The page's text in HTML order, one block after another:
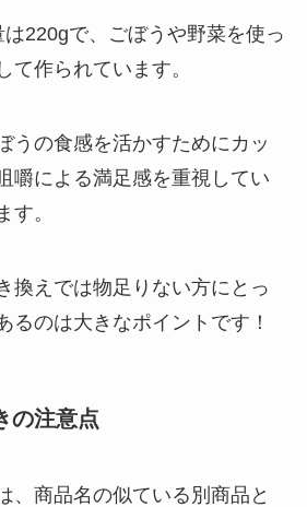
220gで、ごぼうや野菜を使っ
て作られています。
うの食感を活かすためにカッ
嚼による満足感を重視してい
す。
換えでは物足りない方にとっ
るのは大きなポイントです！
の注意点
、商品名の似ている別商品と